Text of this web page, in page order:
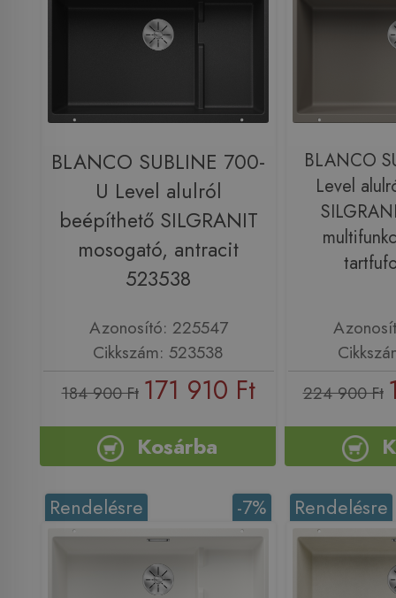
BLANCO SUBLINE 700-
U Level alulról
beépíthető SILGRANIT
mosogató, antracit
523538
Azonosító: 225547
Cikkszám: 523538
184 900 Ft 171 910 Ft
Kosárba
BLANCO
Level
224 900 Ft
-7%
Rendelésre Rendelésre